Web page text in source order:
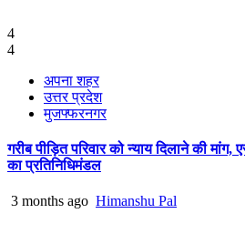
4
4
अपना शहर
उत्तर प्रदेश
मुजफ्फरनगर
गरीब पीड़ित परिवार को न्याय दिलाने की
का प्रतिनिधिमंडल
3 months ago Himanshu Pal